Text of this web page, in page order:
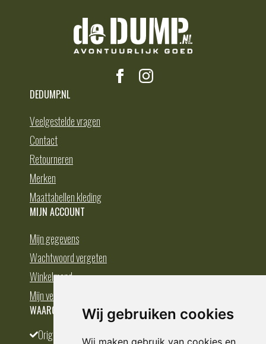
Wij gebruiken cookies
Wij maken gebruik van cookies en
DEDUMP.NL
Veelgestelde vragen
Contact
Retourneren
Merken
Maattabellen kleding
MIJN ACCOUNT
Mijn gegevens
Wachtwoord vergeten
Winkelmand
Mijn verlanglijst
WAAROM BESTELLEN BIJ DEDUMP.NL
Origineel en divers